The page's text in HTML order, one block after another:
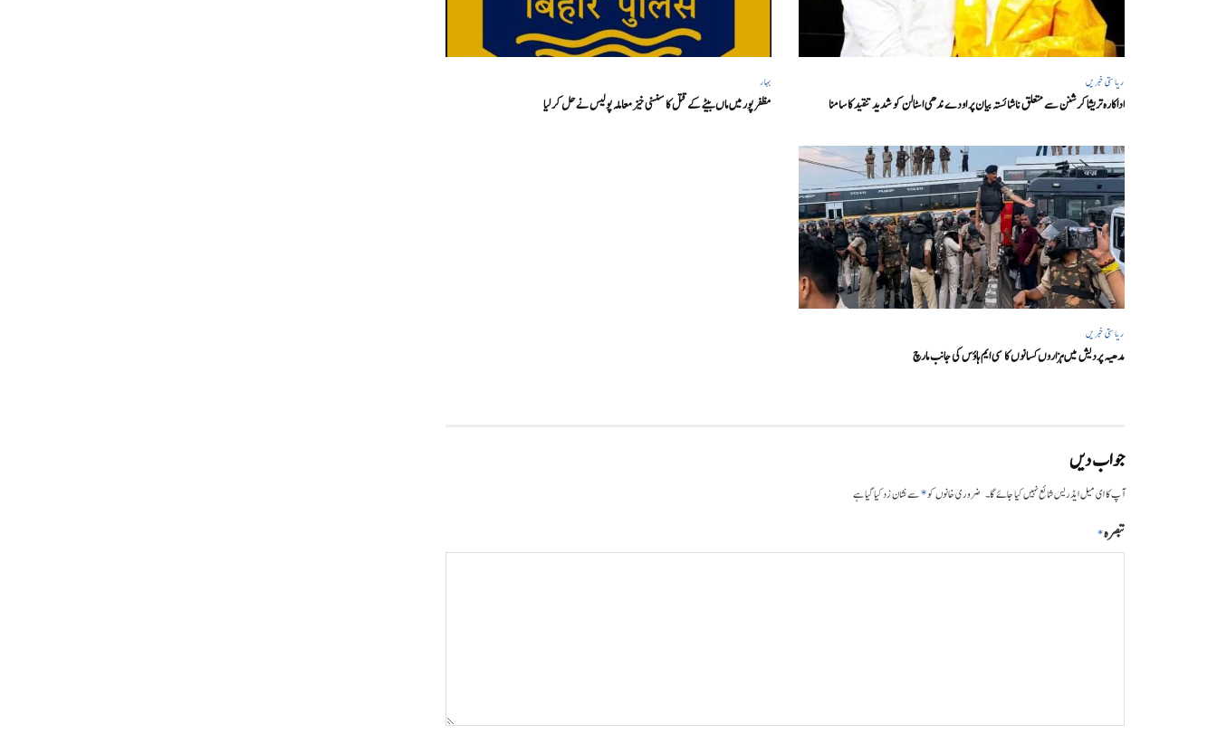
ریاستی خبریں
اداکارہ تریشا کرشنن سے متعلق ناشائستہ بیان پر اودے ندھی اسٹالن کو شدید تنقید کا سامنا
بہار
مظفر پور میں ماں بیٹے کے قتل کا سنسنی خیز معاملہ پولیس نے حل کر لیا
ریاستی خبریں
مدھیہ پردیش میں ہزاروں کسانوں کا سی ایم ہاؤس کی جانب مارچ
جواب دیں
آپ کا ای میل ایڈریس شائع نہیں کیا جائے گا۔ ضروری خانوں کو*سے نشان زد کیا گیا ہے
تبصرہ*